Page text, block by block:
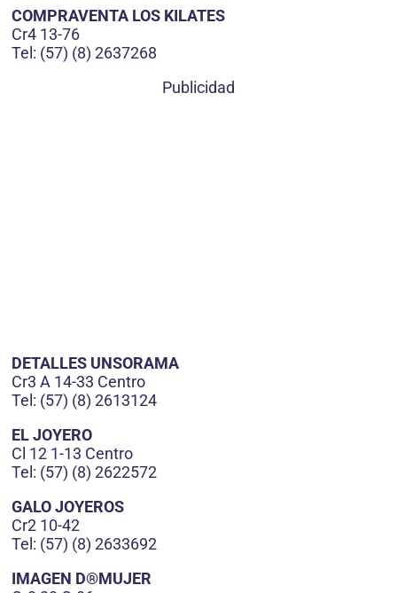
COMPRAVENTA LOS KILATES
Cr4 13-76
Tel: (57) (8) 2637268
Publicidad
DETALLES UNSORAMA
Cr3 A 14-33 Centro
Tel: (57) (8) 2613124
EL JOYERO
Cl 12 1-13 Centro
Tel: (57) (8) 2622572
GALO JOYEROS
Cr2 10-42
Tel: (57) (8) 2633692
IMAGEN D®MUJER